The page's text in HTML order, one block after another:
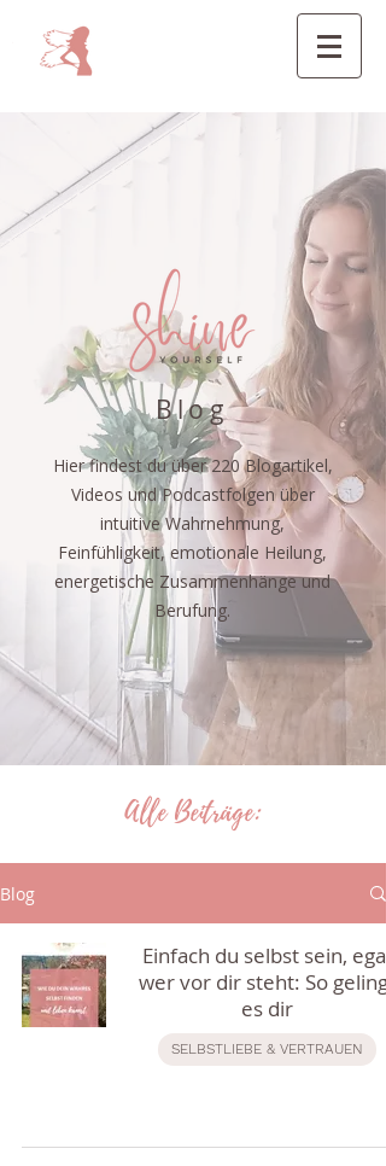
Blog
Hier findest du über 220 Blogartikel,
Videos und Podcastfolgen über
intuitive Wahrnehmung,
Feinfühligkeit, emotionale Heilung,
energetische Zusammenhänge und
Berufung.
Alle Beiträge:
Blog
Einfach du selbst sein, egal
wer vor dir steht: So gelingt
es dir
SELBSTLIEBE & VERTRAUEN